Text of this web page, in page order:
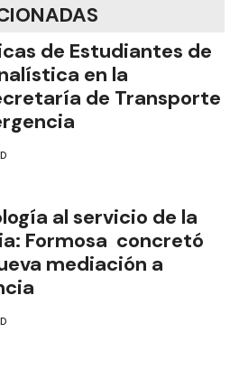
de Estudiantes de
en la
de Transporte
al servicio de la
Formosa concretó
mediación a